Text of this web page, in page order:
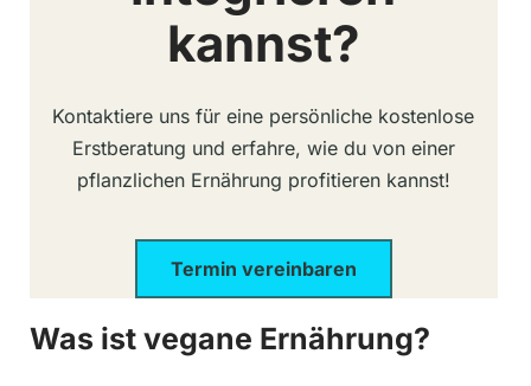
kannst?
Kontaktiere uns für eine persönliche kostenlose
Erstberatung und erfahre, wie du von einer
pflanzlichen Ernährung profitieren kannst!
Termin vereinbaren
Was ist vegane Ernährung?